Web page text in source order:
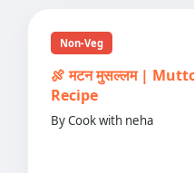
Non-Veg
🍖 मटन मुसल्लम |
Recipe
By Cook with neha